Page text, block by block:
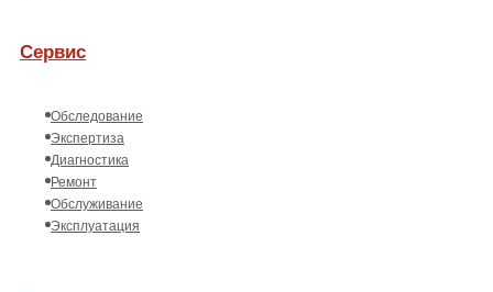
Сервис
Обследование
Экспертиза
Диагностика
Ремонт
Обслуживание
Эксплуатация